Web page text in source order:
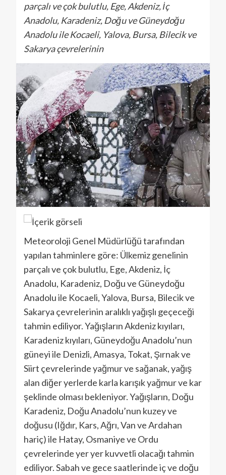
parçalı ve çok bulutlu, Ege, Akdeniz, İç
Anadolu, Karadeniz, Doğu ve Güneydoğu
Anadolu ile Kocaeli, Yalova, Bursa, Bilecik ve
Sakarya çevrelerinin
Meteoroloji Genel Müdürlüğü tarafından
yapılan tahminlere göre: Ülkemiz genelinin
parçalı ve çok bulutlu, Ege, Akdeniz, İç
Anadolu, Karadeniz, Doğu ve Güneydoğu
Anadolu ile Kocaeli, Yalova, Bursa, Bilecik ve
Sakarya çevrelerinin aralıklı yağışlı geçeceği
tahmin ediliyor. Yağışların Akdeniz kıyıları,
Karadeniz kıyıları, Güneydoğu Anadolu’nun
güneyi ile Denizli, Amasya, Tokat, Şırnak ve
Siirt çevrelerinde yağmur ve sağanak, yağış
alan diğer yerlerde karla karışık yağmur ve kar
şeklinde olması bekleniyor. Yağışların, Doğu
Karadeniz, Doğu Anadolu’nun kuzey ve
doğusu (Iğdır, Kars, Ağrı, Van ve Ardahan
hariç) ile Hatay, Osmaniye ve Ordu
çevrelerinde yer yer kuvvetli olacağı tahmin
ediliyor. Sabah ve gece saatlerinde iç ve doğu